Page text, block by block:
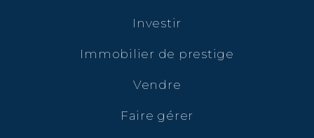
Investir
Immobilier de prestige
Vendre
Faire gérer